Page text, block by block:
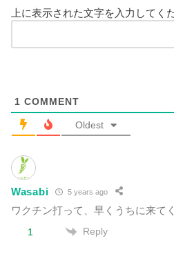
上に表示された文字を入力してく
1 COMMENT
Oldest
Wasabi 5 years ago
ワクチン打って、早くうちに来て
1 Reply